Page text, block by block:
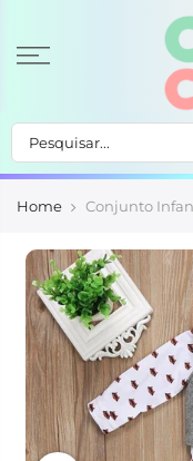
Home Conjunto